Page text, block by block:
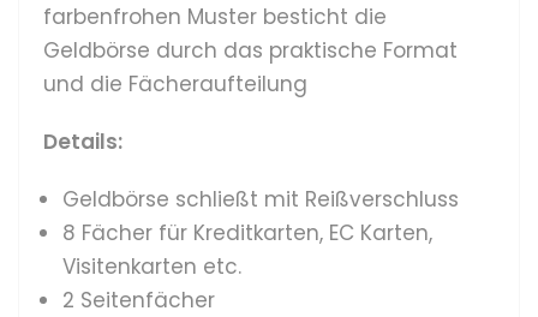
farbenfrohen Muster besticht die
Geldbörse durch das praktische Format
und die Fächeraufteilung
Details:
Geldbörse schließt mit Reißverschluss
8 Fächer für Kreditkarten, EC Karten,
Visitenkarten etc.
2 Seitenfächer